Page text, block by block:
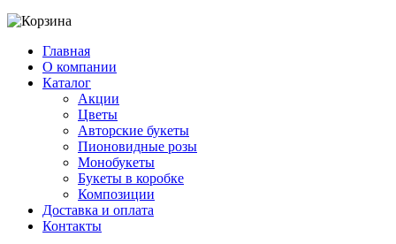
Главная
О компании
Каталог
Акции
Цветы
Авторские букеты
Пионовидные розы
Монобукеты
Букеты в коробке
Композиции
Доставка и оплата
Контакты